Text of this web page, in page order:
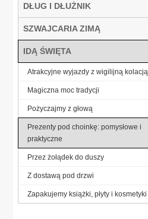
DŁUG I DŁUŻNIK
SZWAJCARIA ZIMĄ
IDĄ ŚWIĘTA
Atrakcyjne wyjazdy z wigilijną kolacją
Magiczna moc tradycji
Pożyczajmy z głową
Prezenty pod choinkę: pomysłowe i
praktyczne
Przez żołądek do duszy
Z dostawą pod drzwi
Zapakujemy książki, płyty i kosmetyki